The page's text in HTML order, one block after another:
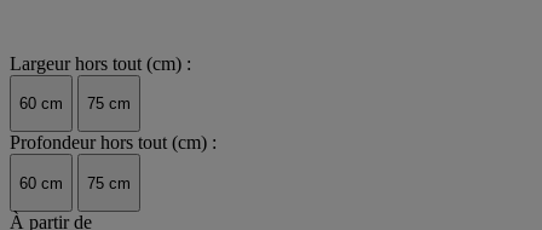
Largeur hors tout (cm) :
60 cm 75 cm
Profondeur hors tout (cm) :
60 cm 75 cm
À partir de